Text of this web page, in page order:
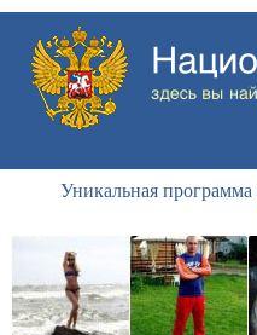
Уникальная программа